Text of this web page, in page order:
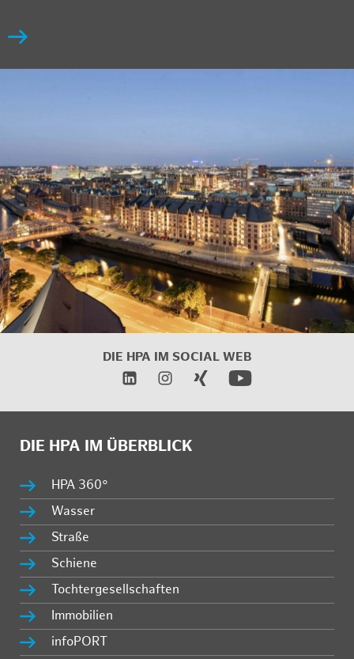
DIE HPA IM SOCIAL WEB
DIE HPA IM ÜBERBLICK
HPA 360°
Wasser
Straße
Schiene
Tochtergesellschaften
Immobilien
infoPORT